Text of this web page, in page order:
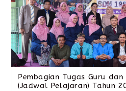
Pembagian Tugas Guru
(Jadwal Pelajaran) Tahun